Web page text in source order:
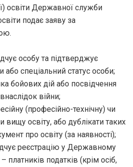
освіти Державної служби
подає заяву за
особу та підтверджує
або спеціальний статус особи;
бойових дій або посвідчення
війни;
(професійно-технічну) чи
освіту, або дублікати таких
про освіту (за наявності);
реєстрацію у Державному
платників податків (крім осіб,